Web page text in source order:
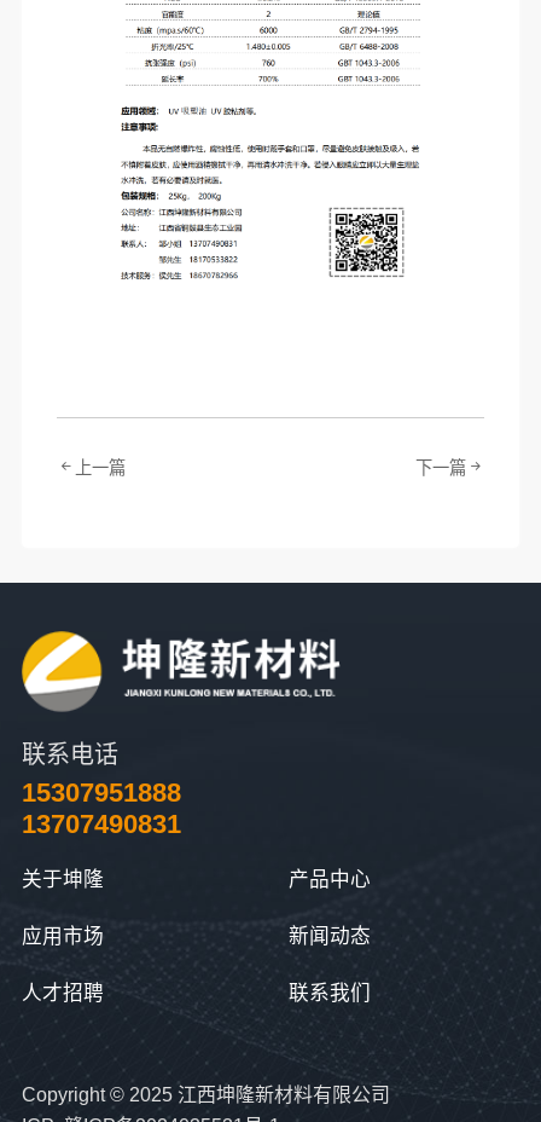
上一篇 下一篇
联系电话
15307951888
13707490831
关于坤隆 产品中心
应用市场 新闻动态
人才招聘 联系我们
Copyright © 2025 江西坤隆新材料有限公司